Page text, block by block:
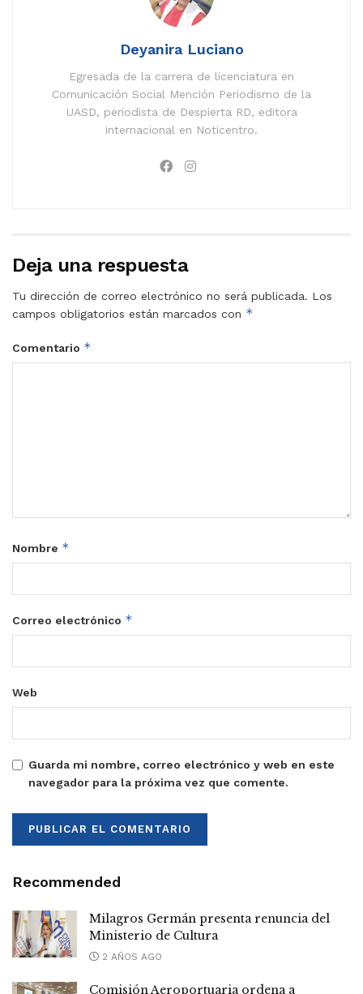
Deyanira Luciano
Egresada de la carrera de licenciatura en
Comunicación Social Mención Periodismo de la
UASD, periodista de Despierta RD, editora
internacional en Noticentro.
Deja una respuesta
Tu dirección de correo electrónico no será publicada. Los
campos obligatorios están marcados con *
Comentario *
Nombre *
Correo electrónico *
Web
Guarda mi nombre, correo electrónico y web en este
navegador para la próxima vez que comente.
Recommended
Milagros Germán presenta renuncia del
Ministerio de Cultura
2 AÑOS AGO
Comisión Aeroportuaria ordena a